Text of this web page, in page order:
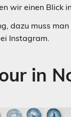
wir einen Blick
dazu muss
Instagram.
in